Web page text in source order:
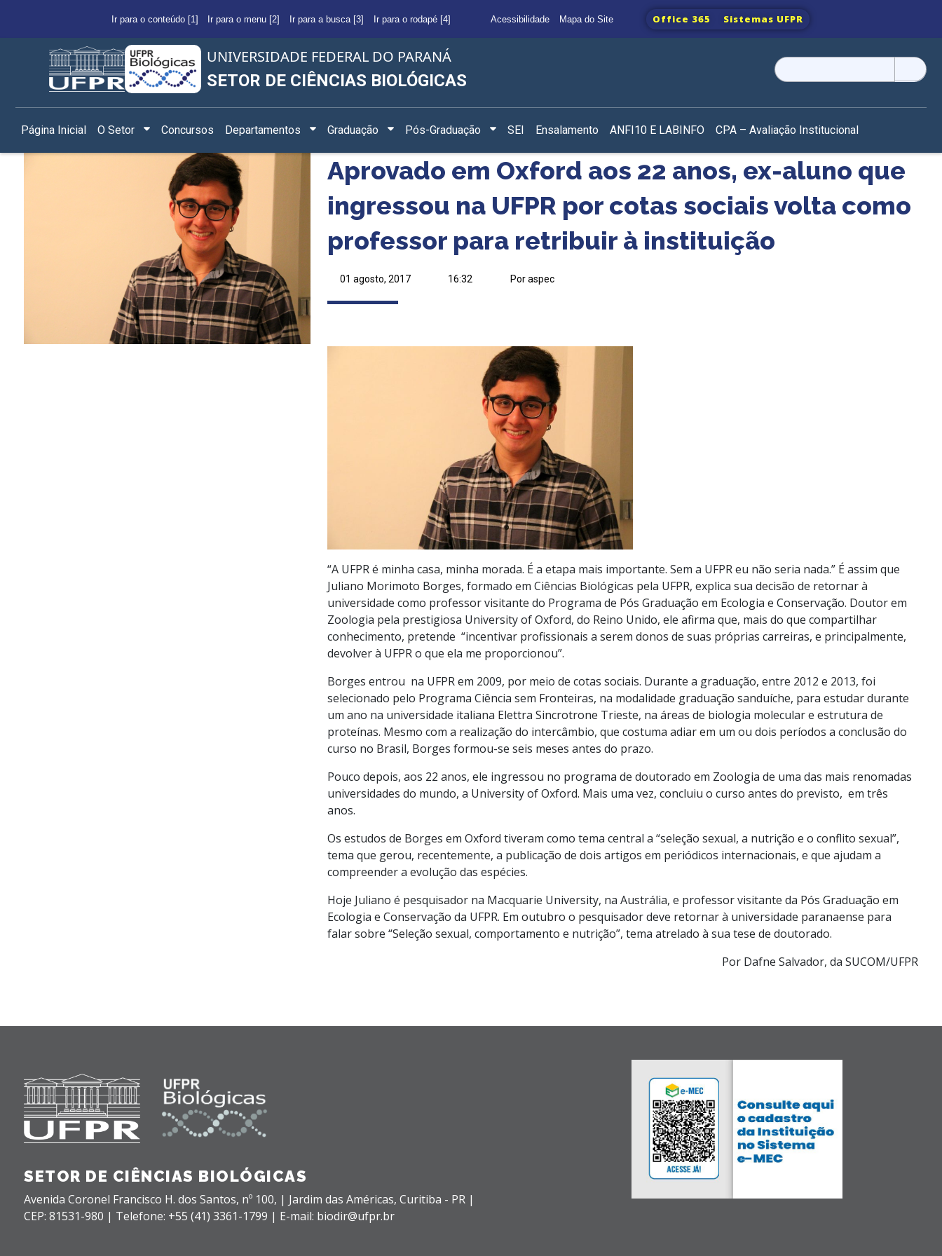
Ir para o conteúdo [1] Ir para o menu [2] Ir para a busca [3] Ir para o rodapé [4] Acessibilidade Mapa do Site Office 365 Sistemas UFPR
UNIVERSIDADE FEDERAL DO PARANÁ
SETOR DE CIÊNCIAS BIOLÓGICAS
Pesquisar
por:
Página Inicial O Setor Concursos Departamentos Graduação Pós-Graduação SEI Ensalamento ANFI10 E LABINFO CPA – Avaliação Institucional
Aprovado em Oxford aos 22 anos, ex-aluno que
ingressou na UFPR por cotas sociais volta como
professor para retribuir à instituição
01 agosto, 2017 16:32 Por aspec
“A UFPR é minha casa, minha morada. É a etapa mais importante. Sem a UFPR eu não seria nada.” É assim que
Juliano Morimoto Borges, formado em Ciências Biológicas pela UFPR, explica sua decisão de retornar à
universidade como professor visitante do Programa de Pós Graduação em Ecologia e Conservação. Doutor em
Zoologia pela prestigiosa University of Oxford, do Reino Unido, ele afirma que, mais do que compartilhar
conhecimento, pretende “incentivar profissionais a serem donos de suas próprias carreiras, e principalmente,
devolver à UFPR o que ela me proporcionou”.
Borges entrou na UFPR em 2009, por meio de cotas sociais. Durante a graduação, entre 2012 e 2013, foi
selecionado pelo Programa Ciência sem Fronteiras, na modalidade graduação sanduíche, para estudar durante
um ano na universidade italiana Elettra Sincrotrone Trieste, na áreas de biologia molecular e estrutura de
proteínas. Mesmo com a realização do intercâmbio, que costuma adiar em um ou dois períodos a conclusão do
curso no Brasil, Borges formou-se seis meses antes do prazo.
Pouco depois, aos 22 anos, ele ingressou no programa de doutorado em Zoologia de uma das mais renomadas
universidades do mundo, a University of Oxford. Mais uma vez, concluiu o curso antes do previsto, em três
anos.
Os estudos de Borges em Oxford tiveram como tema central a “seleção sexual, a nutrição e o conflito sexual”,
tema que gerou, recentemente, a publicação de dois artigos em periódicos internacionais, e que ajudam a
compreender a evolução das espécies.
Hoje Juliano é pesquisador na Macquarie University, na Austrália, e professor visitante da Pós Graduação em
Ecologia e Conservação da UFPR. Em outubro o pesquisador deve retornar à universidade paranaense para
falar sobre “Seleção sexual, comportamento e nutrição”, tema atrelado à sua tese de doutorado.
Por Dafne Salvador, da SUCOM/UFPR
SETOR DE CIÊNCIAS BIOLÓGICAS
Avenida Coronel Francisco H. dos Santos, nº 100, | Jardim das Américas, Curitiba - PR |
CEP: 81531-980 | Telefone: +55 (41) 3361-1799 | E-mail: biodir@ufpr.br